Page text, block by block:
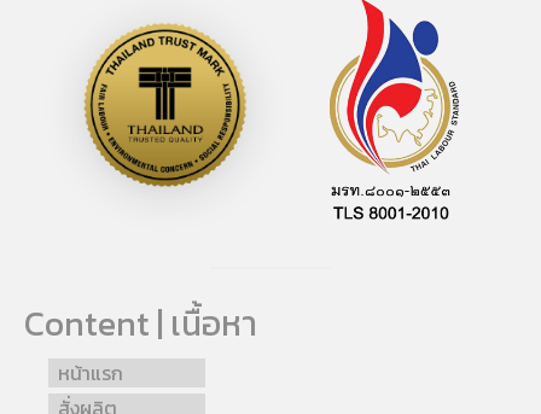
Content | เนื้อหา
หน้าแรก